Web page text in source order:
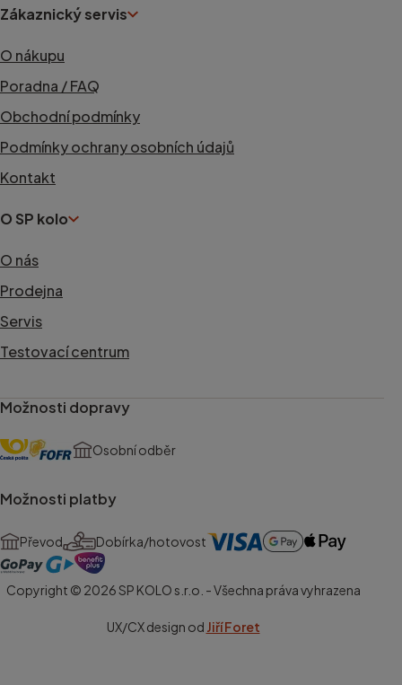
Zákaznický servis
O nákupu
Poradna / FAQ
Obchodní podmínky
Podmínky ochrany osobních údajů
Kontakt
O SP kolo
O nás
Prodejna
Servis
Testovací centrum
Možnosti dopravy
Osobní odběr
Možnosti platby
Převod Dobírka/hotovost
Copyright © 2026 SP KOLO s.r.o. - Všechna práva vyhrazena
UX/CX design od Jiří Foret